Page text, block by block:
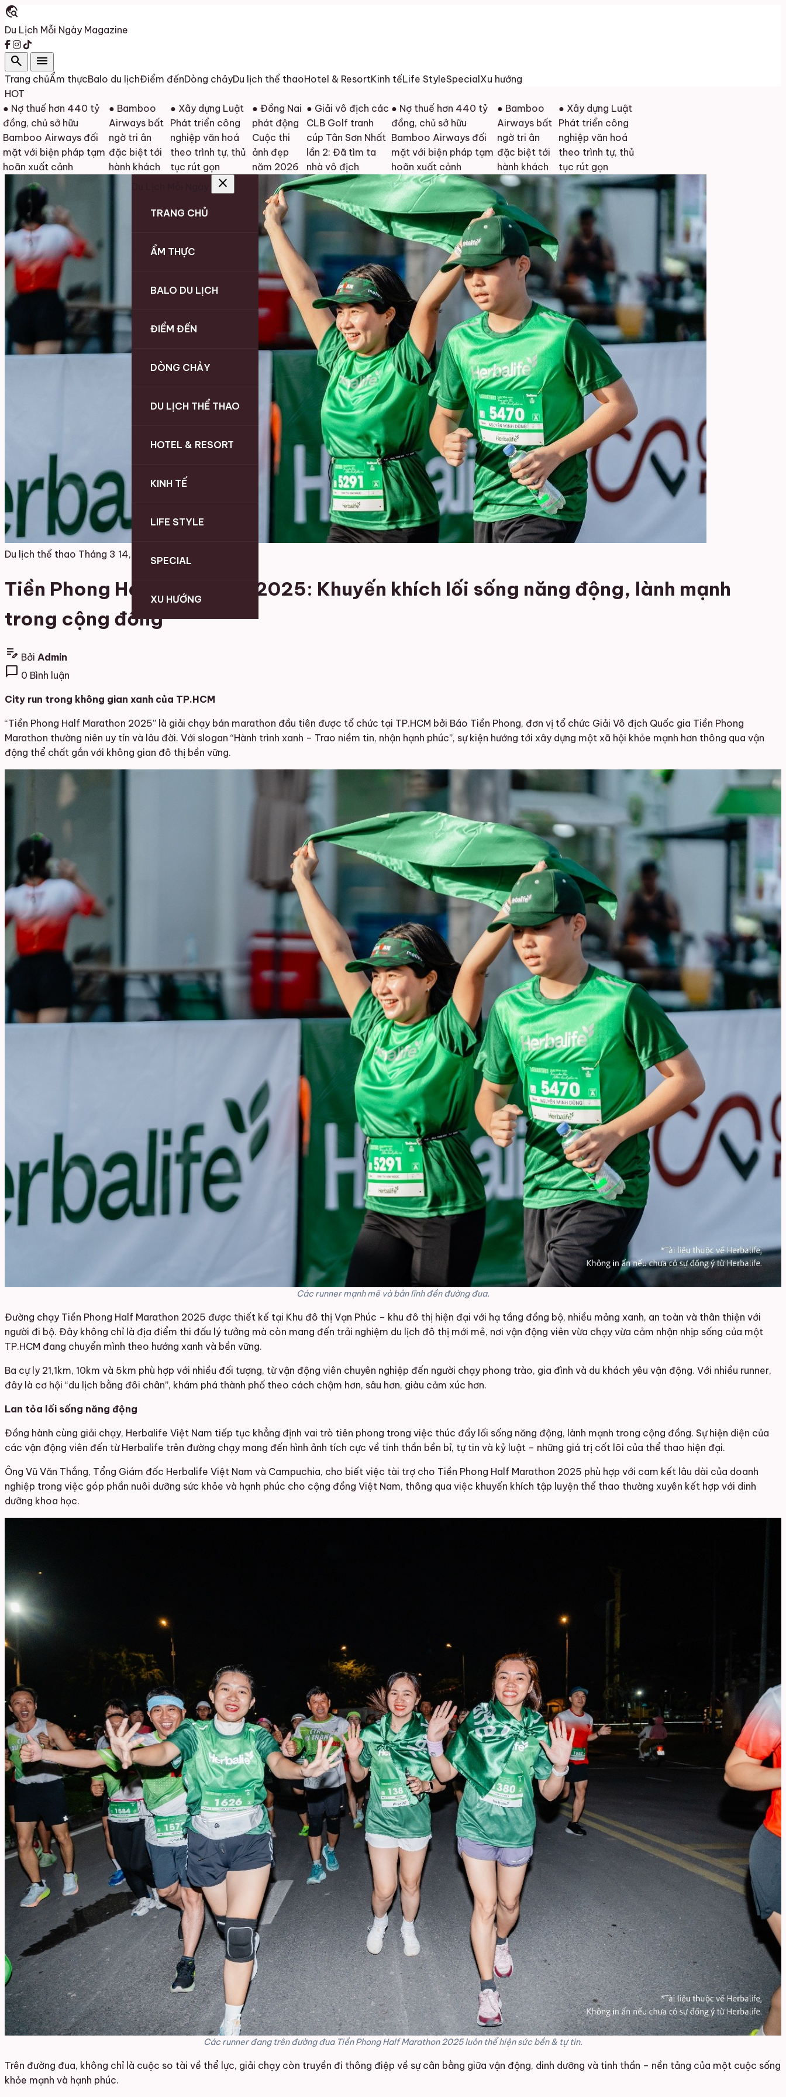
travel_explore
Du Lịch Mỗi Ngày Magazine
search menu
Trang chủẨm thựcBalo du lịchĐiểm đếnDòng chảyDu lịch thể thaoHotel & ResortKinh tếLife StyleSpecial Xu hướng
HOT
thuế hơn 440 tỷ
chủ sở hữu
Airways đối
biện pháp tạm
xuất cảnh
● Bamboo
Airways bất
ngờ tri ân
đặc biệt tới
hành khách
● Xây dựng Luật
Phát triển công
nghiệp văn hoá
theo trình tự, thủ
tục rút gọn
● Đồng Nai
phát động
Cuộc thi
ảnh đẹp
năm 2026
● Giải vô địch các
CLB Golf tranh
cúp Tân Sơn Nhất
lần 2: Đã tìm ta
nhà vô địch
● Nợ thuế hơn 440 tỷ
đồng, chủ sở hữu
Bamboo Airways đối
mặt với biện pháp tạm
hoãn xuất cảnh
● Bamboo
Airways bất
ngờ tri ân
đặc biệt tới
hành khách
● Xây dựng Luật
Phát triển công
nghiệp văn hoá
theo trình tự, thủ
tục rút gọn
close
TRANG CHỦ
ẨM THỰC
BALO DU LỊCH
ĐIỂM ĐẾN
DÒNG CHẢY
DU LỊCH THỂ THAO
HOTEL & RESORT
KINH TẾ
LIFE STYLE
SPECIAL
XU HƯỚNG
Du lịch thể thao Tháng 3 14, 2026
Tiền Phong Half Marathon 2025: Khuyến khích lối sống năng động, lành mạnh
trong cộng đồng
edit_note Bởi Admin
chat_bubble 0 Bình luận
City run trong không gian xanh của TP.HCM
“Tiền Phong Half Marathon 2025” là giải chạy bán marathon đầu tiên được tổ chức tại TP.HCM bởi Báo Tiền Phong, đơn vị tổ chức Giải Vô địch Quốc gia Tiền Phong
Marathon thường niên uy tín và lâu đời. Với slogan “Hành trình xanh – Trao niềm tin, nhận hạnh phúc”, sự kiện hướng tới xây dựng một xã hội khỏe mạnh hơn thông qua vận
động thể chất gắn với không gian đô thị bền vững.
Các runner mạnh mẽ và bản lĩnh đền đường đua.
Đường chạy Tiền Phong Half Marathon 2025 được thiết kế tại Khu đô thị Vạn Phúc – khu đô thị hiện đại với hạ tầng đồng bộ, nhiều mảng xanh, an toàn và thân thiện với
người đi bộ. Đây không chỉ là địa điểm thi đấu lý tưởng mà còn mang đến trải nghiệm du lịch đô thị mới mẻ, nơi vận động viên vừa chạy vừa cảm nhận nhịp sống của một
TP.HCM đang chuyển mình theo hướng xanh và bền vững.
Ba cự ly 21,1km, 10km và 5km phù hợp với nhiều đối tượng, từ vận động viên chuyên nghiệp đến người chạy phong trào, gia đình và du khách yêu vận động. Với nhiều runner,
đây là cơ hội “du lịch bằng đôi chân”, khám phá thành phố theo cách chậm hơn, sâu hơn, giàu cảm xúc hơn.
Lan tỏa lối sống năng động
Đồng hành cùng giải chạy, Herbalife Việt Nam tiếp tục khẳng định vai trò tiên phong trong việc thúc đẩy lối sống năng động, lành mạnh trong cộng đồng. Sự hiện diện của
các vận động viên đến từ Herbalife trên đường chạy mang đến hình ảnh tích cực về tinh thần bền bỉ, tự tin và kỷ luật – những giá trị cốt lõi của thể thao hiện đại.
Ông Vũ Văn Thắng, Tổng Giám đốc Herbalife Việt Nam và Campuchia, cho biết việc tài trợ cho Tiền Phong Half Marathon 2025 phù hợp với cam kết lâu dài của doanh
nghiệp trong việc góp phần nuôi dưỡng sức khỏe và hạnh phúc cho cộng đồng Việt Nam, thông qua việc khuyến khích tập luyện thể thao thường xuyên kết hợp với dinh
dưỡng khoa học.
Các runner đang trên đường đua Tiền Phong Half Marathon 2025 luôn thể hiện sức bền & tự tin.
Trên đường đua, không chỉ là cuộc so tài về thể lực, giải chạy còn truyền đi thông điệp về sự cân bằng giữa vận động, dinh dưỡng và tinh thần – nền tảng của một cuộc sống
khỏe mạnh và hạnh phúc.